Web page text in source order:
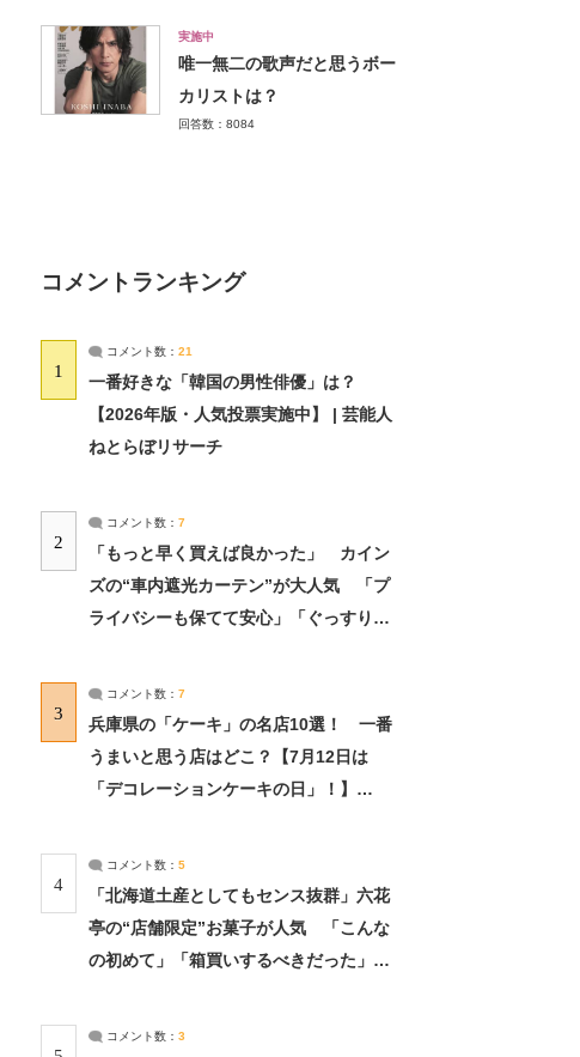
実施中
唯一無二の歌声だと思うボー
カリストは？
回答数：8084
コメントランキング
1
コメント数： 21
一番好きな「韓国の男性俳優」は？
【2026年版・人気投票実施中】 | 芸能人
ねとらぼリサーチ
2
コメント数： 7
「もっと早く買えば良かった」 カイン
ズの“車内遮光カーテン”が大人気 「プ
ライバシーも保てて安心」「ぐっすり眠
3
コメント数： 7
兵庫県の「ケーキ」の名店10選！ 一番
うまいと思う店はどこ？【7月12日は
「デコレーションケーキの日」！】
4
コメント数： 5
「北海道土産としてもセンス抜群」六花
亭の“店舗限定”お菓子が人気 「こんな
の初めて」「箱買いするべきだった」
コメント数： 3